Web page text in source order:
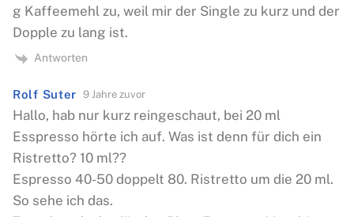
g Kaffeemehl zu, weil mir der Single zu kurz und der
Dopple zu lang ist.
Antworten
Rolf Suter 9 Jahre zuvor
Hallo, hab nur kurz reingeschaut, bei 20 ml
Esspresso hörte ich auf. Was ist denn für dich ein
Ristretto? 10 ml??
Espresso 40-50 doppelt 80. Ristretto um die 20 ml.
So sehe ich das.